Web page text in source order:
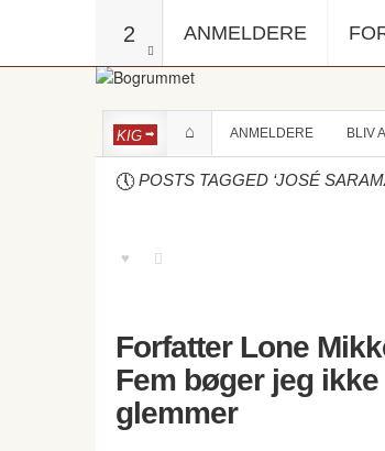
2 ANMELDERE
KIG ANMELDERE BLIV
POSTS TAGGED ‘JOSÉ
Forfatter Lone
Fem bøger jeg ikke
glemmer